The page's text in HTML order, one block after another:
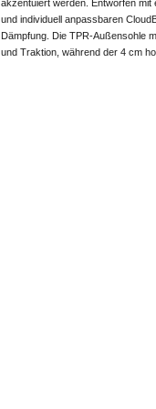
akzentuiert werden. Entworfen
und individuell anpassbaren
Dämpfung. Die TPR-Außensohle
und Traktion, während der 4 cm